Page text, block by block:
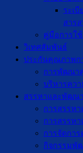
ระเ
สาร
คู่มือการใ
วิเทศสัมพันธ์
ประกันคุณภาพก
การพัฒนา
บริหารควา
สรรหาและพัฒน
การสรรห
การสรรห
การจัดการ
กิจกรรมพั